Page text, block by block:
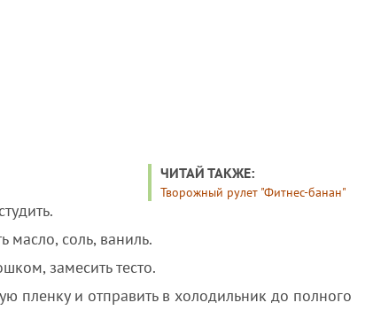
ЧИТАЙ ТАКЖЕ:
Творожный рулет "Фитнес-банан"
масло, соль, ваниль.
замесить тесто.
пленку и отправить в холодильник до полного